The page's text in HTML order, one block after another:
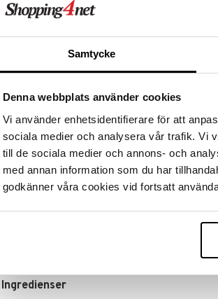
Samtycke
Denna webbplats använder cookies
Vi använder enhetsidentifierare för att
sociala medier och analysera vår trafik. Vi
till de sociala medier och annons- och
med annan information som du har
godkänner våra cookies vid fortsatt
Masken innehåller även vår innovativa Exosome
växtbaserade exosomer från Centella Asiatica
Resultatet är en intensivt återfuktad, fylligare och
Applicera, koppla av och låt huden stråla.
Fördelar
Ökad elasticitet, spänst
Minskar synligt fina linjer runt ögon
Återfuktar och mjukgör direkt
Ger glow och fräsch lyster
Perfekt quick-fix mask före event eller när huden
: Rengör huden för att avlägsna
Ingredienser